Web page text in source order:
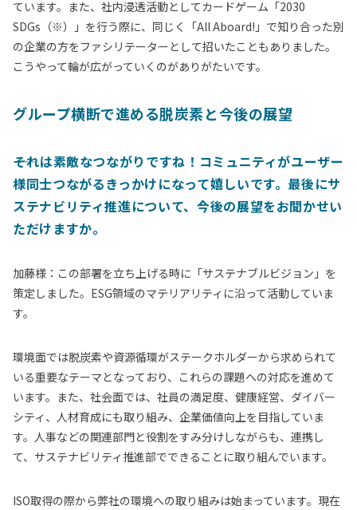
ています。また、社内浸透活動としてカードゲーム「2030
SDGs（※）」を行う際に、同じく「All Aboard!」で知り合った別
の企業の方をファシリテーターとして招いたこともありました。
こうやって輪が広がっていくのがありがたいです。
グループ横断で進める脱炭素と今後の展望
それは素敵なつながりですね！コミュニティがユーザー
様同士つながるきっかけになって嬉しいです。 最後にサ
ステナビリティ推進について、今後の展望をお聞かせい
ただけますか。
加藤様：この部署を立ち上げる時に「サステナブルビジョン」を
策定しました。ESG領域のマテリアリティに沿って活動していま
す。
環境面では脱炭素や資源循環がステークホルダーから求められて
いる重要なテーマとなっており、これらの課題への対応を進めて
います。また、社会面では、社員の満足度、健康経営、ダイバー
シティ、人材育成にも取り組み、企業価値向上を目指していま
す。人事などの関連部門と役割をすみ分けしながらも、連携し
て、サステナビリティ推進部でできることに取り組んでいます。
ISO取得の際から弊社の環境への取り組みは始まっています。現在